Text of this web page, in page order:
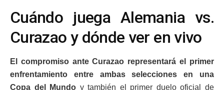
Cuándo juega Alemania vs.
Curazao y dónde ver en vivo
El compromiso ante Curazao representará el primer
enfrentamiento entre ambas selecciones en una
Copa del Mundo y también el primer duelo oficial de